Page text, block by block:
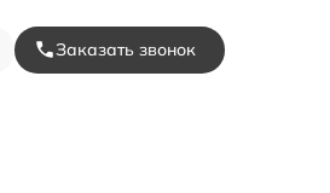
Заказать звонок